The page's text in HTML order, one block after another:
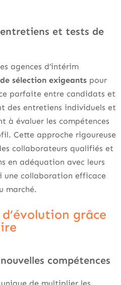
et tests de
agences d’intérim
sélection exigeants pour
parfaite entre candidats et
des entretiens individuels et
à évaluer les compétences
Cette approche rigoureuse
collaborateurs qualifiés et
en adéquation avec leurs
collaboration efficace
marché.
grâce
compétences